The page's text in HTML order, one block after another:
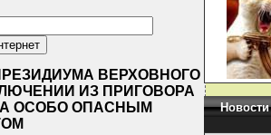
ВЕРХОВНОГО
ИЗ ПРИГОВОРА
ОСОБО ОПАСНЫМ
Новости